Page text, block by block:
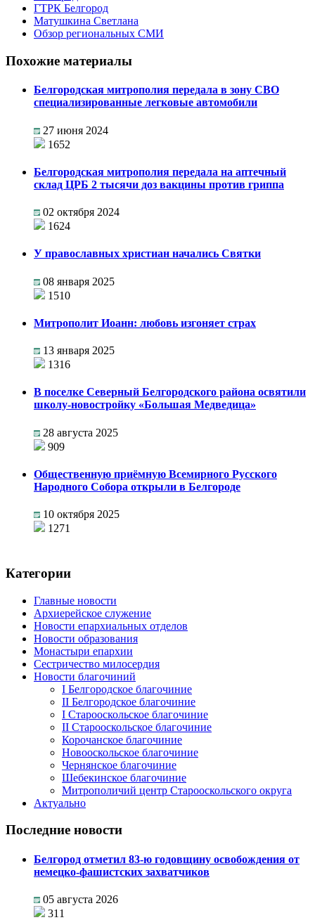
ГТРК Белгород
Матушкина Светлана
Обзор региональных СМИ
Похожие материалы
Белгородская митрополия передала в зону СВО
специализированные легковые автомобили
27 июня 2024
1652
Белгородская митрополия передала на аптечный
склад ЦРБ 2 тысячи доз вакцины против гриппа
02 октября 2024
1624
У православных христиан начались Святки
08 января 2025
1510
Митрополит Иоанн: любовь изгоняет страх
13 января 2025
1316
В поселке Северный Белгородского района освятили
школу-новостройку «Большая Медведица»
28 августа 2025
909
Общественную приёмную Всемирного Русского
Народного Собора открыли в Белгороде
10 октября 2025
1271
Категории
Главные новости
Архиерейское служение
Новости епархиальных отделов
Новости образования
Монастыри епархии
Сестричество милосердия
Новости благочиний
I Белгородское благочиние
II Белгородское благочиние
I Старооскольское благочиние
II Старооскольское благочиние
Корочанское благочиние
Новооскольское благочиние
Чернянское благочиние
Шебекинское благочиние
Митрополичий центр Старооскольского округа
Актуально
Последние новости
Белгород отметил 83-ю годовщину освобождения от
немецко-фашистских захватчиков
05 августа 2026
311